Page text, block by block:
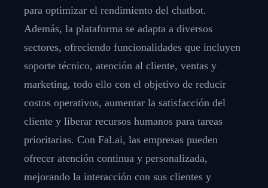
para optimizar el rendimiento del chatbot.
Además, la plataforma se adapta a diversos
sectores, ofreciendo funcionalidades que incluyen
soporte técnico, atención al cliente, ventas y
marketing, todo ello con el objetivo de reducir
costos operativos, aumentar la satisfacción del
cliente y liberar recursos humanos para tareas
prioritarias. Con Fal.ai, las empresas pueden
ofrecer atención continua y personalizada,
mejorando la interacción con sus clientes y